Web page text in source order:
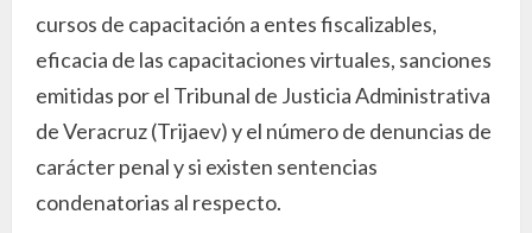
cursos de capacitación a entes fiscalizables,
eficacia de las capacitaciones virtuales, sanciones
emitidas por el Tribunal de Justicia Administrativa
de Veracruz (Trijaev) y el número de denuncias de
carácter penal y si existen sentencias
condenatorias al respecto.